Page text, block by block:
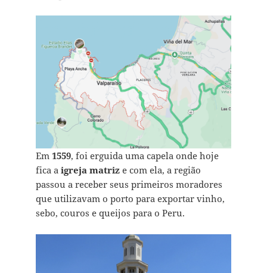
Em 1559, foi erguida uma capela onde hoje
fica aigreja matrize com ela, a região
passou a receber seus primeiros moradores
que utilizavam o porto para exportar vinho,
sebo, couros e queijos para o Peru.